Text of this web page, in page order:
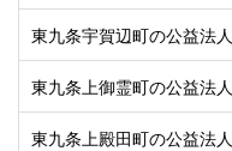
東九条宇賀辺町の公益法人
東九条上御霊町の公益法人
東九条上殿田町の公益法人